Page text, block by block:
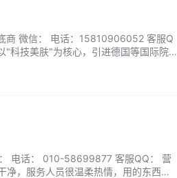
商 微信： 电话：15810906052 客服Q
科技美肤"为核心，引进德国等国际院线
电话： 010-58699877 客服QQ： 营
，服务人员很温柔热情，用的东西都